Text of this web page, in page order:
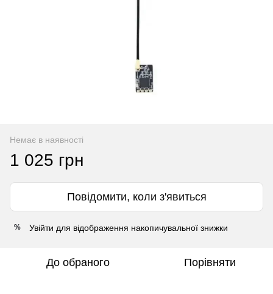
Немає в наявності
1 025 грн
Повідомити, коли з'явиться
% Увійти для відображення накопичувальної знижки
До обраного Порівняти